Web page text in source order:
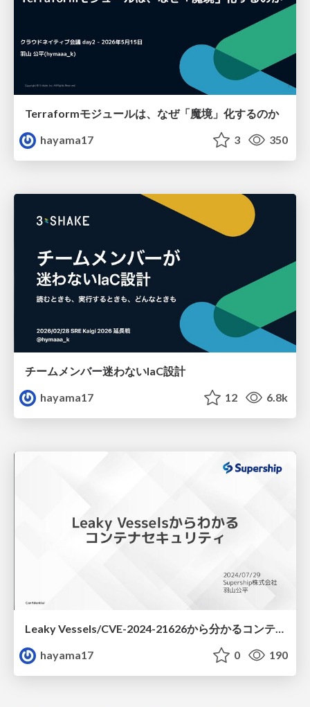
Terraformモジュールは、なぜ「魔境」化するのか
hayama17
3 350
チームメンバー迷わないIaC設計
hayama17
12 6.8k
Leaky Vessels/CVE-2024-21626から分かるコンテナセキュリティ
hayama17
0 190